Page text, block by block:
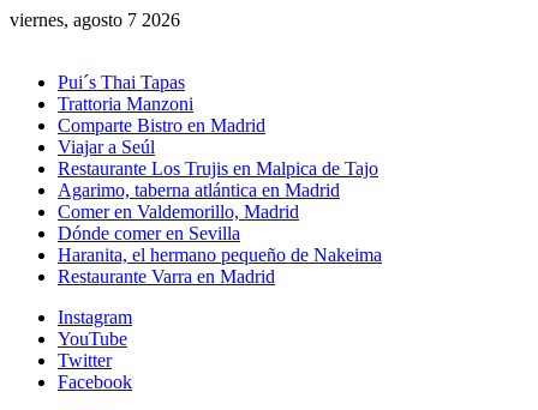
viernes, agosto 7 2026
Pui´s Thai Tapas
Trattoria Manzoni
Comparte Bistro en Madrid
Viajar a Seúl
Restaurante Los Trujis en Malpica de Tajo
Agarimo, taberna atlántica en Madrid
Comer en Valdemorillo, Madrid
Dónde comer en Sevilla
Haranita, el hermano pequeño de Nakeima
Restaurante Varra en Madrid
Instagram
YouTube
Twitter
Facebook